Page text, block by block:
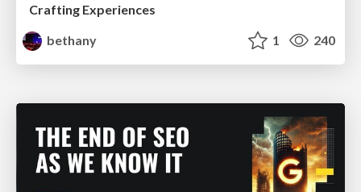
Crafting Experiences
bethany
1 240